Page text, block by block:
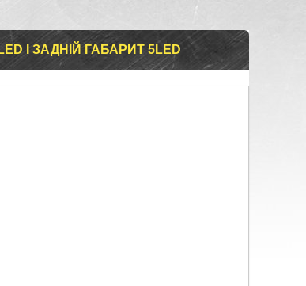
І ЗАДНІЙ ГАБАРИТ 5LED